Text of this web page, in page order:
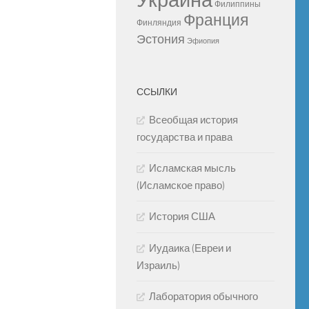
Филиппины
Финляндия Франция
Эстония Эфиопия
ССЫЛКИ
Всеобщая история
государства и права
Исламская мысль
(Исламское право)
История США
Иудаика (Евреи и
Израиль)
Лаборатория обычного